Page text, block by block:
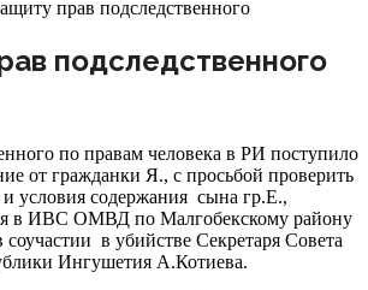
прав подследственного
подследственного
по правам человека в РИ поступило
от гражданки Я., с просьбой проверить
и условия содержания сына гр.Е.,
в ИВС ОМВД по Малгобекскому району
в убийстве Секретаря Совета
Ингушетия А.Котиева.